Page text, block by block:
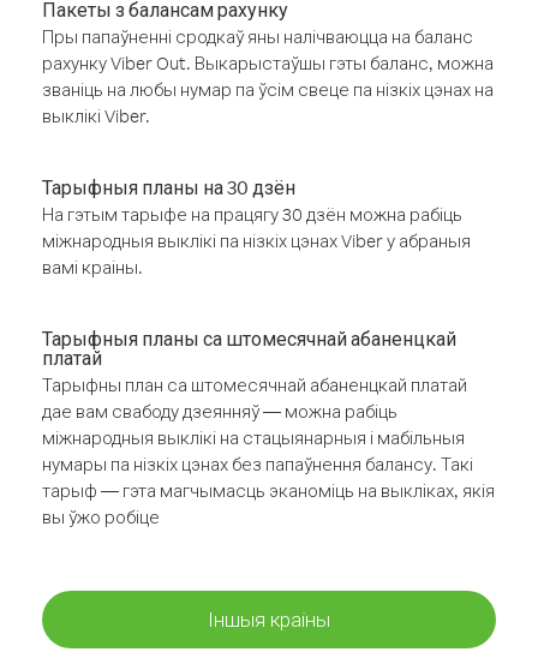
Пакеты з балансам рахунку
Пры папаўненні сродкаў яны налічваюцца на баланс
рахунку Viber Out. Выкарыстаўшы гэты баланс, можна
званіць на любы нумар па ўсім свеце па нізкіх цэнах на
выклікі Viber.
Тарыфныя планы на 30 дзён
На гэтым тарыфе на працягу 30 дзён можна рабіць
міжнародныя выклікі па нізкіх цэнах Viber у абраныя
вамі краіны.
Тарыфныя планы са штомесячнай абаненцкай
платай
Тарыфны план са штомесячнай абаненцкай платай
дае вам свабоду дзеянняў — можна рабіць
міжнародныя выклікі на стацыянарныя і мабільныя
нумары па нізкіх цэнах без папаўнення балансу. Такі
тарыф — гэта магчымасць эканоміць на выкліках, якія
вы ўжо робіце
Іншыя краіны